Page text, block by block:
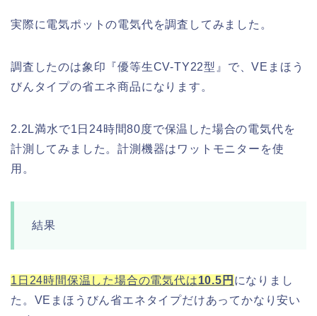
実際に電気ポットの電気代を調査してみました。
調査したのは象印『優等生CV-TY22型』で、VEまほう
びんタイプの省エネ商品になります。
2.2L満水で1日24時間80度で保温した場合の電気代を
計測してみました。計測機器はワットモニターを使
用。
結果
1日24時間保温した場合の電気代は10.5円 になりまし
た。VEまほうびん省エネタイプだけあってかなり安い